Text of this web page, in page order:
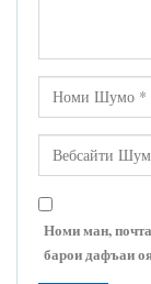
Номи ман,
барои дафъаи